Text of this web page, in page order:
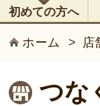
初めての方へ
ホーム > 店
つな